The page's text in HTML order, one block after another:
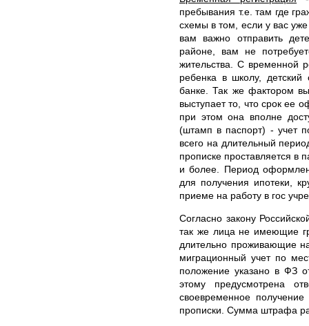
пребывания т.е. там где
схемы в том, если у вас
вам важно отправить
районе, вам не
жительства. С временной
ребенка в школу,
банке. Так же фактором
выступает то, что срок ее
при этом она вполне
(штамп в паспорт) - учет
всего на длительный
прописке проставляется в
и более. Период
для получения ипотеки,
приеме на работу в гос
Согласно закону
так же лица не имеющие
длительно проживающие
миграционный учет по
положение указано в ФЗ
этому предусмотрена
своевременное
прописки. Сумма штрафа